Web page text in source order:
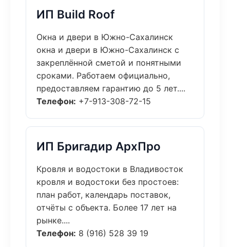
ИП Build Roof
Окна и двери в Южно-Сахалинск
окна и двери в Южно-Сахалинск с
закреплённой сметой и понятными
сроками. Работаем официально,
предоставляем гарантию до 5 лет....
Телефон: +7-913-308-72-15
ИП Бригадир АрхПро
Кровля и водостоки в Владивосток
кровля и водостоки без простоев:
план работ, календарь поставок,
отчёты с объекта. Более 17 лет на
рынке....
Телефон: 8 (916) 528 39 19